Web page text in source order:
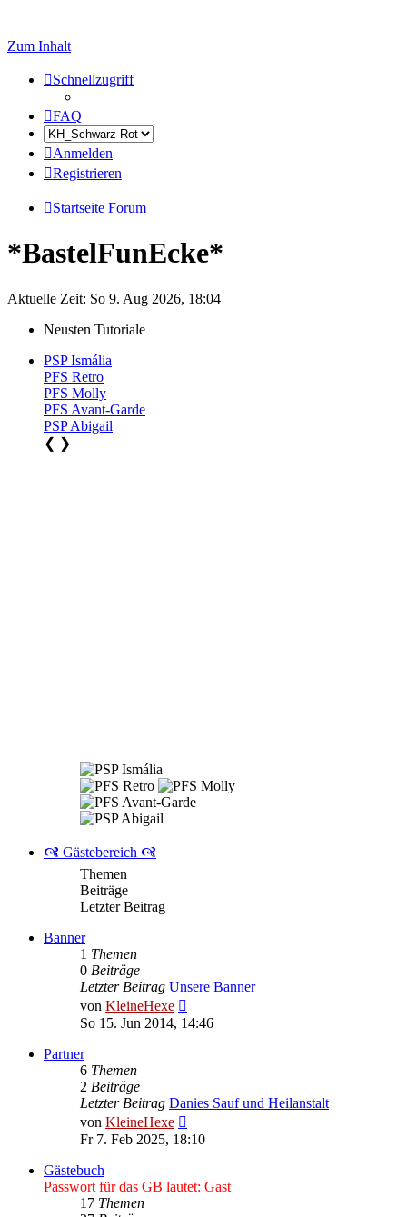
Zum Inhalt
Schnellzugriff
FAQ
Anmelden
Registrieren
Startseite Forum
*BastelFunEcke*
Aktuelle Zeit: So 9. Aug 2026, 18:04
Neusten Tutoriale
PSP Ismália
PFS Retro
PFS Molly
PFS Avant-Garde
PSP Abigail
❮ ❯
🙧 Gästebereich 🙧
Themen
Beiträge
Letzter Beitrag
Banner
1 Themen
0 Beiträge
Letzter Beitrag Unsere Banner
von KleineHexe
Beitrag
So 15. Jun 2014, 14:46
Partner
6 Themen
2 Beiträge
Letzter Beitrag Danies Sauf und Heilanstalt
von KleineHexe
Beitrag
Fr 7. Feb 2025, 18:10
Gästebuch
Passwort für das GB lautet: Gast
17 Themen